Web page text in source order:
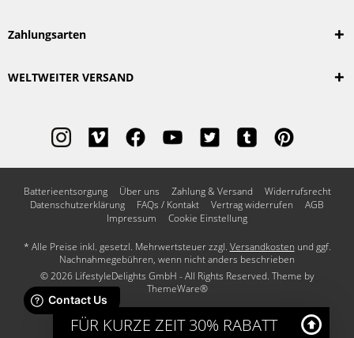
Zahlungsarten
WELTWEITER VERSAND
Batterieentsorgung Über uns Zahlung & Versand
Widerrufsrecht
Datenschutzerklärung
FAQs / Kontakt Vertrag widerrufen
AGB
Impressum
Cookie Einstellung
* Alle Preise inkl. gesetzl. Mehrwertsteuer zzgl. Versandkosten und ggf.
Nachnahmegebühren, wenn nicht anders beschrieben
© 2026 LifestyleDelights GmbH - All Rights Reserved. Theme by
ThemeWare®
FÜR KURZE ZEIT 30% RABATT